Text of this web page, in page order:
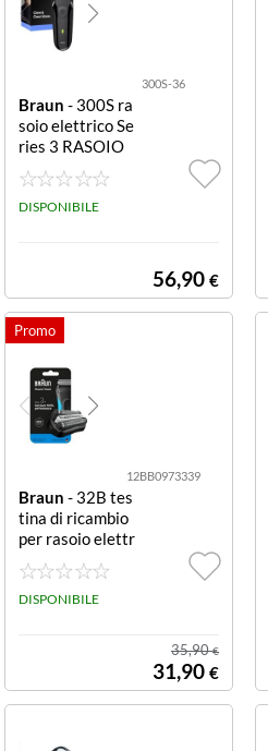
300S-36
Braun - 300S ra
soio elettrico Se
ries 3 RASOIO
RIC SERIE 3 WE
T&DRY 3LAME
30MIN CON TE
DISPONIBILE
56,90 €
12BB0973339
Braun - 32B tes
tina di ricambio
per rasoio elettr
ico Series 3+ TE
STINA RASOIO
PER SERIE 3
DISPONIBILE
35,90€
31,90 €